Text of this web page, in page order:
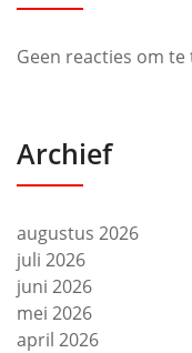
Geen reacties om te
Archief
augustus 2026
juli 2026
juni 2026
mei 2026
april 2026